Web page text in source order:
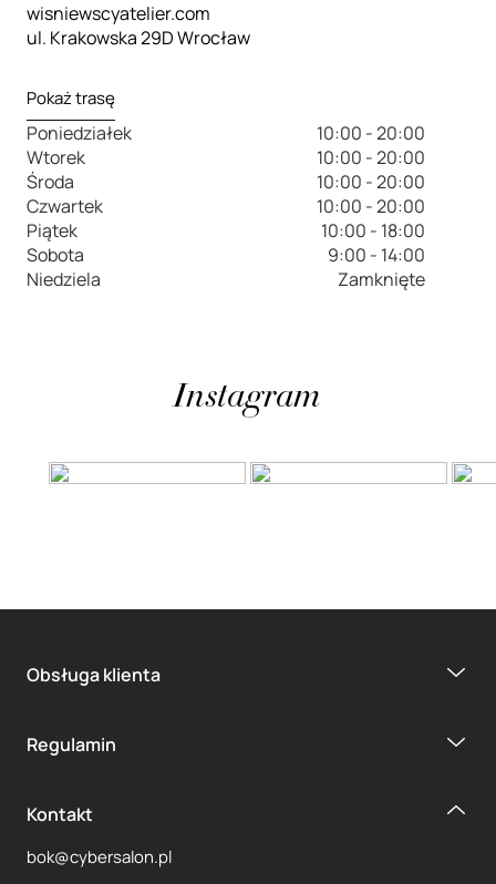
wisniewscyatelier.com
ul. Krakowska 29D Wrocław
Pokaż trasę
Poniedziałek
10:00 - 20:00
Wtorek
10:00 - 20:00
Środa
10:00 - 20:00
Czwartek
10:00 - 20:00
Piątek
10:00 - 18:00
Sobota
9:00 - 14:00
Niedziela
Zamknięte
Instagram
Obsługa klienta
Regulamin
Kontakt
bok@cybersalon.pl